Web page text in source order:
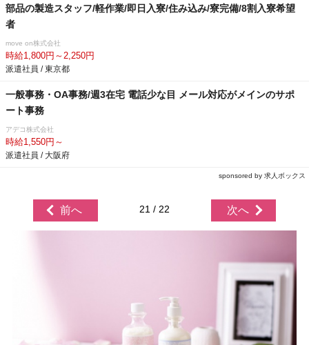
部品の製造スタッフ/軽作業/即日入寮/住み込み/寮完備/8割入寮希望
者
move on株式会社
時給1,800円～2,250円
派遣社員 / 東京都
一般事務・OA事務/週3在宅 電話少な目 メール対応がメインのサポ
ート事務
アデコ株式会社
時給1,550円～
派遣社員 / 大阪府
sponsored by 求人ボックス
前へ 21 / 22 次へ